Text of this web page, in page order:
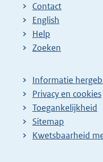
Contact
English
Help
Zoeken
Informatie
Privacy en cookies
Toegankelijkheid
Sitemap
E
Kwetsbaarheid